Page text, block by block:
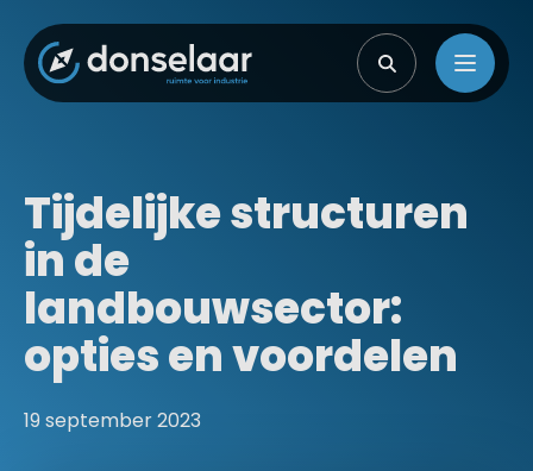
Tijdelijke structuren
in de
landbouwsector:
opties en voordelen
19 september 2023